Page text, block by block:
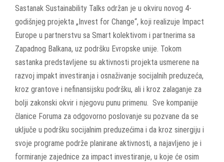
Sastanak Sustainability Talks održan je u okviru novog 4-
godišnjeg projekta „Invest for Change“, koji realizuje Impact
Europe u partnerstvu sa Smart kolektivom i partnerima sa
Zapadnog Balkana, uz podršku Evropske unije. Tokom
sastanka predstavljene su aktivnosti projekta usmerene na
razvoj impakt investiranja i osnaživanje socijalnih preduzeća,
kroz grantove i nefinansijsku podršku, ali i kroz zalaganje za
bolji zakonski okvir i njegovu punu primenu. Sve kompanije
članice Foruma za odgovorno poslovanje su pozvane da se
uključe u podršku socijalnim preduzećima i da kroz sinergiju i
svoje programe podrže planirane aktivnosti, a najavljeno je i
formiranje zajednice za impact investiranje, u koje će osim